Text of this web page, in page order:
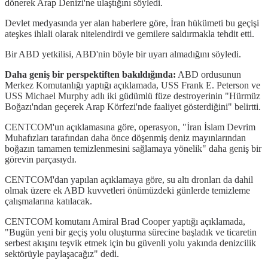
dönerek Arap Denizi'ne ulaştığını söyledi.
Devlet medyasında yer alan haberlere göre, İran hükümeti bu geçişi
ateşkes ihlali olarak nitelendirdi ve gemilere saldırmakla tehdit etti.
Bir ABD yetkilisi, ABD'nin böyle bir uyarı almadığını söyledi.
Daha geniş bir perspektiften bakıldığında: ABD ordusunun
Merkez Komutanlığı yaptığı açıklamada, USS Frank E. Peterson ve
USS Michael Murphy adlı iki güdümlü füze destroyerinin "Hürmüz
Boğazı'ndan geçerek Arap Körfezi'nde faaliyet gösterdiğini" belirtti.
CENTCOM'un açıklamasına göre, operasyon, "İran İslam Devrim
Muhafızları tarafından daha önce döşenmiş deniz mayınlarından
boğazın tamamen temizlenmesini sağlamaya yönelik" daha geniş bir
görevin parçasıydı.
CENTCOM'dan yapılan açıklamaya göre, su altı dronları da dahil
olmak üzere ek ABD kuvvetleri önümüzdeki günlerde temizleme
çalışmalarına katılacak.
CENTCOM komutanı Amiral Brad Cooper yaptığı açıklamada,
"Bugün yeni bir geçiş yolu oluşturma sürecine başladık ve ticaretin
serbest akışını teşvik etmek için bu güvenli yolu yakında denizcilik
sektörüyle paylaşacağız" dedi.